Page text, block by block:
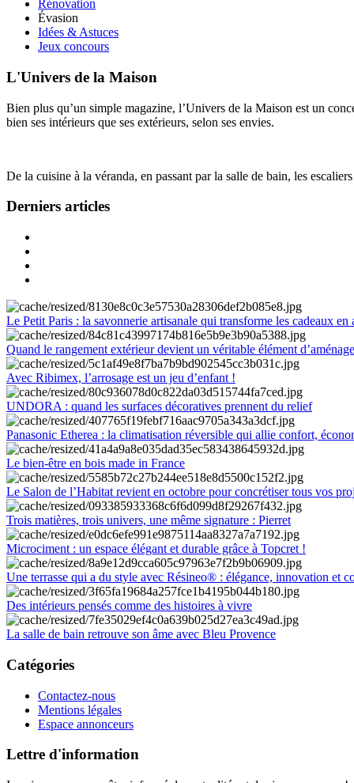
Rénovation
Évasion
Idées & Astuces
Jeux concours
L'Univers de la Maison
Bien plus qu’un simple magazine, l’Univers de la Maison est un
bien ses intérieurs que ses extérieurs, selon ses envies.
De la cuisine à la véranda, en passant par la salle de bain, les
Derniers articles
Le Petit Paris : la savonnerie artisanale qui transforme les cadeaux en
Quand le rangement extérieur devient un véritable élément
Avec Ribimex, l’arrosage est un jeu d’enfant !
UNDORA : quand les surfaces décoratives prennent du relief
Panasonic Etherea : la climatisation réversible qui allie confort,
Le bien-être en bois made in France
Le Salon de l’Habitat revient en octobre pour concrétiser tous vos
Trois matières, trois univers, une même signature : Pierret
Microciment : un espace élégant et durable grâce à Topcret !
Une terrasse qui a du style avec Résineo® : élégance, innovation et
Des intérieurs pensés comme des histoires à vivre
La salle de bain retrouve son âme avec Bleu Provence
Catégories
Contactez-nous
Mentions légales
Espace annonceurs
Lettre d'information